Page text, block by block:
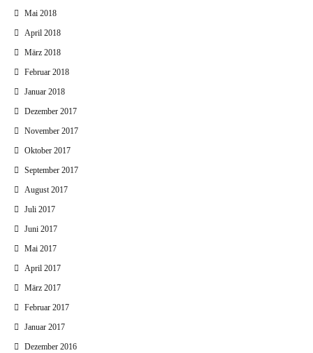
Mai 2018
April 2018
März 2018
Februar 2018
Januar 2018
Dezember 2017
November 2017
Oktober 2017
September 2017
August 2017
Juli 2017
Juni 2017
Mai 2017
April 2017
März 2017
Februar 2017
Januar 2017
Dezember 2016